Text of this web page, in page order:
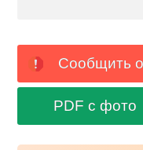
Сообщить
PDF с фото